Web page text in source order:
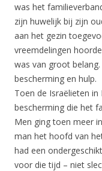
was het
zijn huwelijk bij zijn
aan het gezin
vreemdelingen
was van groot
bescherming en hulp.
Toen de Israëlieten
bescherming die het
Men ging toen meer
man het hoofd van
had een
voor die tijd – niet